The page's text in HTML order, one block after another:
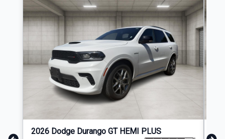
2026 Dodge Durango GT HEMI PLUS